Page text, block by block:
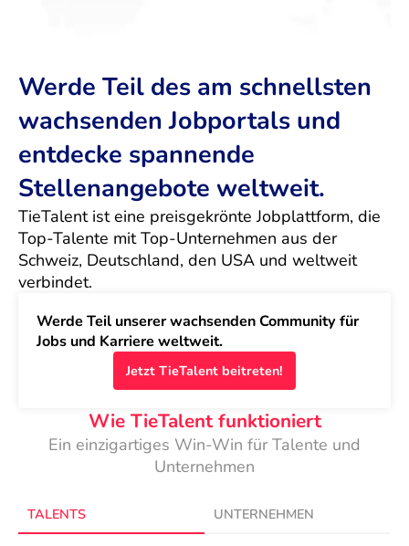
Werde Teil des am schnellsten
wachsenden Jobportals und
entdecke spannende
Stellenangebote weltweit.
TieTalent ist eine preisgekrönte Jobplattform, die
Top-Talente mit Top-Unternehmen aus der
Schweiz, Deutschland, den USA und weltweit
verbindet.
Werde Teil unserer wachsenden Community für
Jobs und Karriere weltweit.
Jetzt TieTalent beitreten!
Wie TieTalent funktioniert
Ein einzigartiges Win-Win für Talente und
Unternehmen
TALENTS UNTERNEHMEN